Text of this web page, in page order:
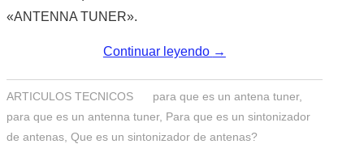
PATROCINADORES
«ANTENNA TUNER».
Continuar leyendo →
ARTICULOS TECNICOS para que es un antena tuner,
para que es un antenna tuner, Para que es un sintonizador
de antenas Que es un sintonizador de antenas?